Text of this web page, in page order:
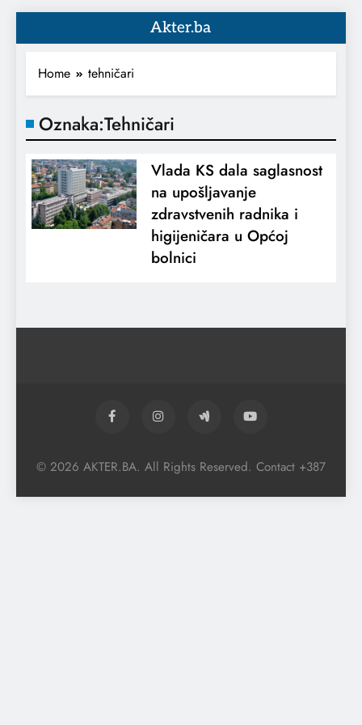
Akter.ba
Home tehničari
Oznaka:Tehničari
Vlada KS dala saglasnost
na upošljavanje
zdravstvenih radnika i
higijeničara u Općoj
bolnici
© 2026 AKTER.BA. All Rights Reserved. Contact +387